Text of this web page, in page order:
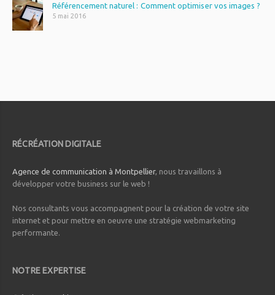
Référencement naturel : Comment optimiser vos images ?
5 mai 2016
RÉCRÉATION DIGITALE
Agence de communication à Montpellier, nous travaillons à
développer votre business sur le web !
Nos consultants vous accompagnent pour la création de votre site
internet et pour mettre en oeuvre une stratégie webmarketing
performante.
NOTRE EXPERTISE